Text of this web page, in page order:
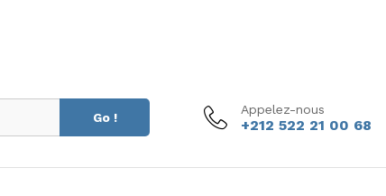
Go !
Appelez-nous
+212 522 21 00 68